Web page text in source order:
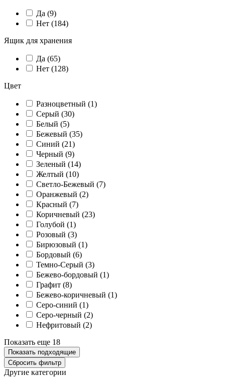
Да (9)
Нет (184)
Ящик для хранения
Да (65)
Нет (128)
Цвет
Разноцветный (1)
Серый (30)
Белый (5)
Бежевый (35)
Синий (21)
Черный (9)
Зеленый (14)
Желтый (10)
Светло-Бежевый (7)
Оранжевый (2)
Красный (7)
Коричневый (23)
Голубой (1)
Розовый (3)
Бирюзовый (1)
Бордовый (6)
Темно-Серый (3)
Бежево-бордовый (1)
Графит (8)
Бежево-коричневый (1)
Серо-синий (1)
Серо-черный (2)
Нефритовый (2)
Показать еще 18
Другие категории